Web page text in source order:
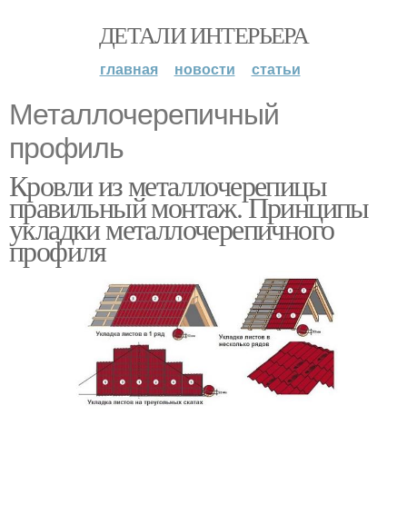
ДЕТАЛИ ИНТЕРЬЕРА
главная новости статьи
Металлочерепичный
профиль
Кровли из металлочерепицы
правильный монтаж. Принципы
укладки металлочерепичного
профиля